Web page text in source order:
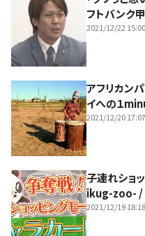
フトバンク
2021/12/22 15:00
アフリカン
イへの１
2021/12/20 17:07
子連れショ
ikug-zoo- /
2021/12/19 18:18